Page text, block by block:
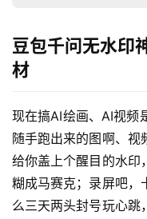
豆包千问无水印
材
现在搞AI绘画、AI视频
随手跑出来的图啊、视
给你盖上个醒目的水印
糊成马赛克；录屏吧，
么三天两头封号玩心跳